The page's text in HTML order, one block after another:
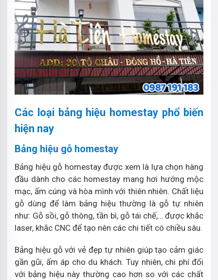
Các loại bảng hiệu homestay phổ biến
hiện nay
Bảng hiệu gỗ homestay
Bảng hiệu gỗ homestay được xem là lựa chọn hàng
đầu dành cho các homestay mang hơi hướng mộc
mạc, ấm cúng và hòa mình với thiên nhiên. Chất liệu
gỗ dùng để làm bảng hiệu thường là gỗ tự nhiên
như: Gỗ sồi, gỗ thông, tần bì, gỗ tái chế,… được khắc
laser, khắc CNC để tạo nên các chi tiết có chiều sâu.
Bảng hiệu gỗ với vẻ đẹp tự nhiên giúp tạo cảm giác
gần gũi, ấm áp cho du khách. Tuy nhiên, chi phí đối
với bảng hiệu này thường cao hơn so với các chất